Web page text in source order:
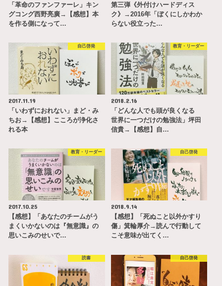
「革命のファンファーレ」キン
グコング西野亮廣→【感想】本
を作る側になって…
第三弾《外付けハードディス
ク》→2016年「ぼくにしかわか
らない役立った…
自己啓発
2017.11.19
「いわずにおれない」まど・み
ちお→【感想】こころが浄化さ
れる本
教育・リーダー
2018.2.16
「どんな人でも頭が良くなる
世界に一つだけの勉強法」坪田
信貴→【感想】自…
教育・リーダー
2017.10.25
【感想】「あなたのチームがう
まくいかないのは『無意識』の
思いこみのせいで…
自己啓発
2018.9.14
【感想】「死ぬこと以外かすり
傷」箕輪厚介→読んで行動して
こそ意味が出てく…
読書 自己啓発